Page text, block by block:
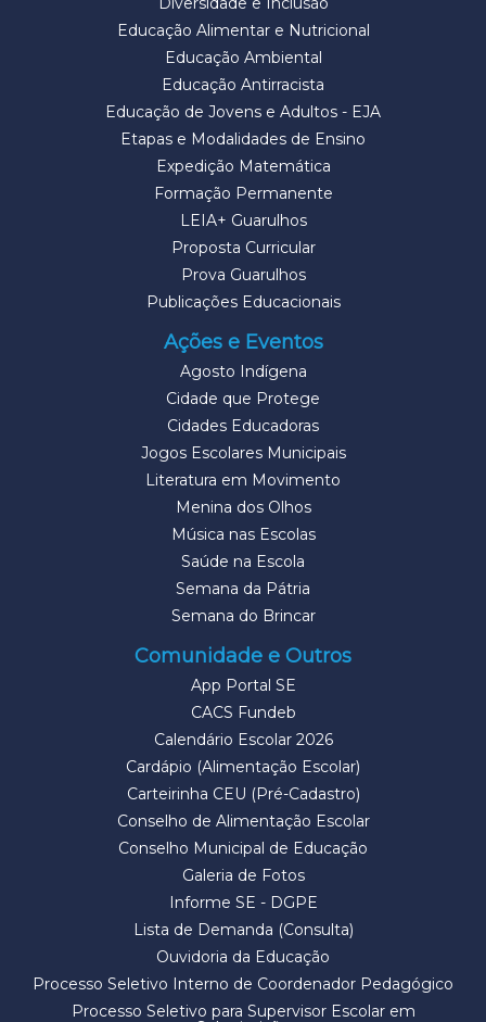
Educação Alimentar e Nutricional
Educação Ambiental
Educação Antirracista
Educação de Jovens e Adultos - EJA
Etapas e Modalidades de Ensino
Expedição Matemática
Formação Permanente
LEIA+ Guarulhos
Proposta Curricular
Prova Guarulhos
Publicações Educacionais
Ações e Eventos
Agosto Indígena
Cidade que Protege
Cidades Educadoras
Jogos Escolares Municipais
Literatura em Movimento
Menina dos Olhos
Música nas Escolas
Saúde na Escola
Semana da Pátria
Semana do Brincar
Comunidade e Outros
App Portal SE
CACS Fundeb
Calendário Escolar 2026
Cardápio (Alimentação Escolar)
Carteirinha CEU (Pré-Cadastro)
Conselho de Alimentação Escolar
Conselho Municipal de Educação
Galeria de Fotos
Informe SE - DGPE
Lista de Demanda (Consulta)
Ouvidoria da Educação
Processo Seletivo Interno de Coordenador Pedagógico
Processo Seletivo para Supervisor Escolar em